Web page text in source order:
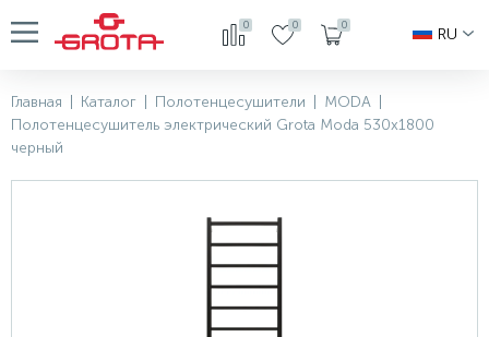
0 0 0
RU
Главная Каталог Полотенцесушители MODA
Полотенцесушитель электрический Grota Moda 530x1800
черный